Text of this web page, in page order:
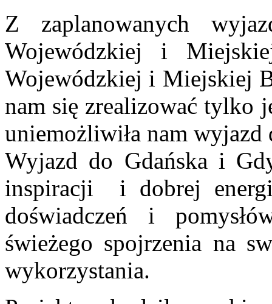
Z zaplanowanych
Wojewódzkiej i
Wojewódzkiej i Miejskiej
nam się zrealizować tylko
uniemożliwiła nam
Wyjazd do Gdańska i
inspiracji i dobrej
doświadczeń i
świeżego spojrzenia na
wykorzystania.